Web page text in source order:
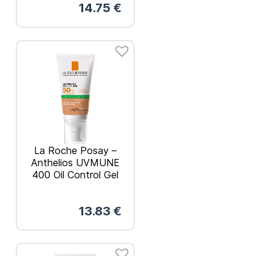
Γαλάκτωμα 50ml
14.75 €
La Roche Posay –
Anthelios UVMUNE
400 Oil Control Gel
Προσώπου για Ματ
13.83 €